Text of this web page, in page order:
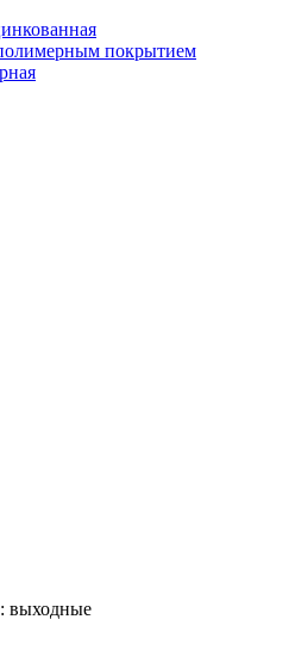
покрытием
выходные